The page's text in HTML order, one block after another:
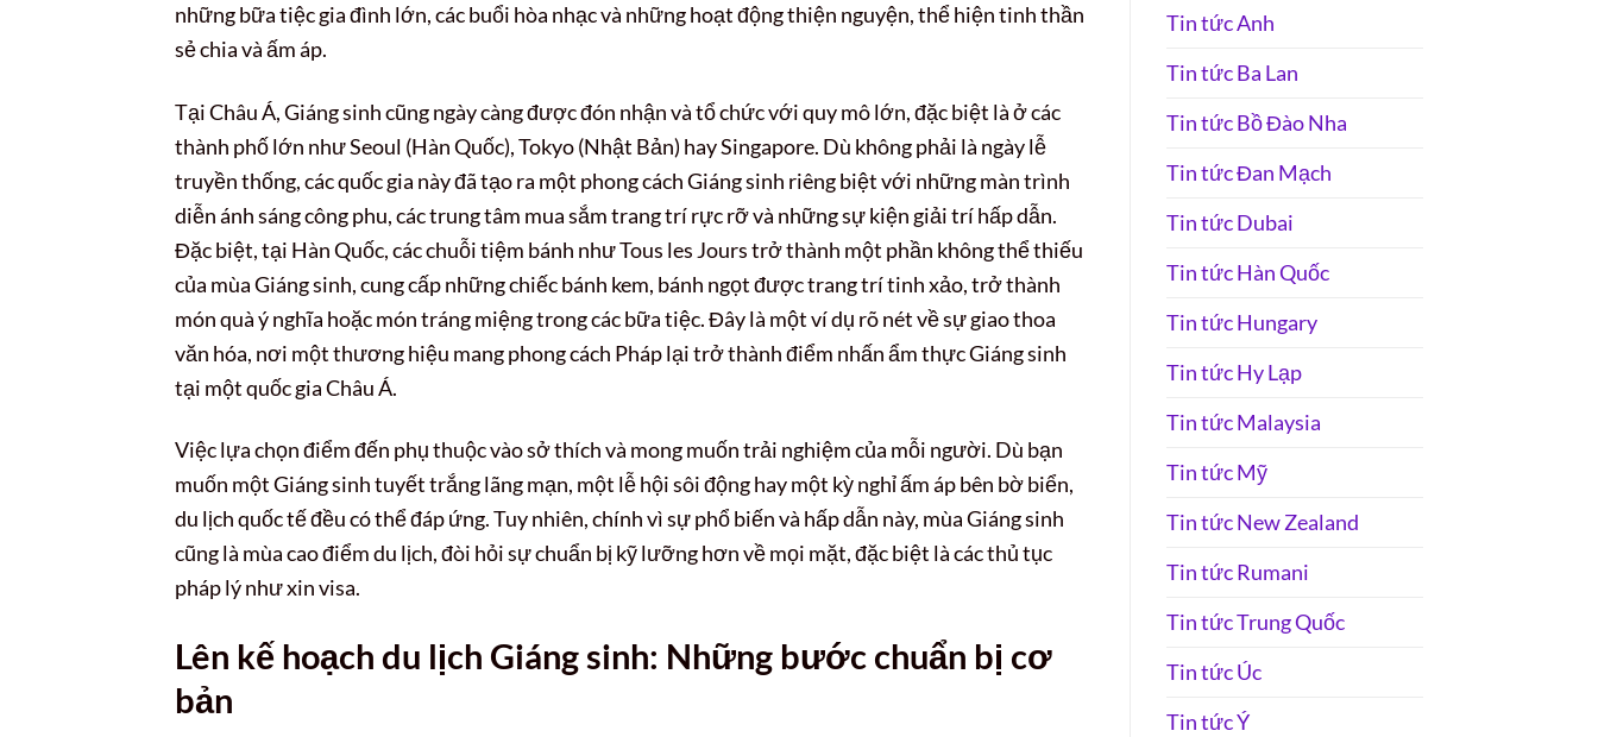
những bữa tiệc gia đình lớn, các buổi hòa nhạc và những hoạt động thiện nguyện, thể hiện tinh thần
sẻ chia và ấm áp.
Tại Châu Á, Giáng sinh cũng ngày càng được đón nhận và tổ chức với quy mô lớn, đặc biệt là ở các
thành phố lớn như Seoul (Hàn Quốc), Tokyo (Nhật Bản) hay Singapore. Dù không phải là ngày lễ
truyền thống, các quốc gia này đã tạo ra một phong cách Giáng sinh riêng biệt với những màn trình
diễn ánh sáng công phu, các trung tâm mua sắm trang trí rực rỡ và những sự kiện giải trí hấp dẫn.
Đặc biệt, tại Hàn Quốc, các chuỗi tiệm bánh như Tous les Jours trở thành một phần không thể thiếu
của mùa Giáng sinh, cung cấp những chiếc bánh kem, bánh ngọt được trang trí tinh xảo, trở thành
món quà ý nghĩa hoặc món tráng miệng trong các bữa tiệc. Đây là một ví dụ rõ nét về sự giao thoa
văn hóa, nơi một thương hiệu mang phong cách Pháp lại trở thành điểm nhấn ẩm thực Giáng sinh
tại một quốc gia Châu Á.
Việc lựa chọn điểm đến phụ thuộc vào sở thích và mong muốn trải nghiệm của mỗi người. Dù bạn
muốn một Giáng sinh tuyết trắng lãng mạn, một lễ hội sôi động hay một kỳ nghỉ ấm áp bên bờ biển,
du lịch quốc tế đều có thể đáp ứng. Tuy nhiên, chính vì sự phổ biến và hấp dẫn này, mùa Giáng sinh
cũng là mùa cao điểm du lịch, đòi hỏi sự chuẩn bị kỹ lưỡng hơn về mọi mặt, đặc biệt là các thủ tục
pháp lý như xin visa.
Lên kế hoạch du lịch Giáng sinh: Những bước chuẩn bị cơ
bản
Tin tức Anh
Tin tức Ba Lan
Tin tức Bồ Đào Nha
Tin tức Đan Mạch
Tin tức Dubai
Tin tức Hàn Quốc
Tin tức Hungary
Tin tức Hy Lạp
Tin tức Malaysia
Tin tức Mỹ
Tin tức New Zealand
Tin tức Rumani
Tin tức Trung Quốc
Tin tức Úc
Tin tức Ý